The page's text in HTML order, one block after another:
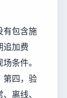
有包含施
追加费
条件。
第四，验
离线、